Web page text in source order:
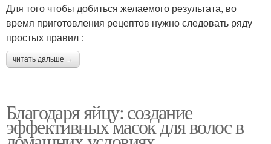
Для того чтобы добиться желаемого результата, во
время приготовления рецептов нужно следовать ряду
простых правил :
читать дальше →
Благодаря яйцу: создание
эффективных масок для волос в